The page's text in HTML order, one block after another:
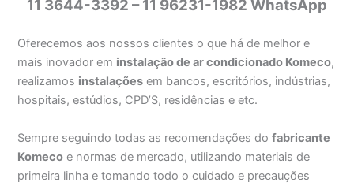
11 3644-3392 – 11 96231-1982 WhatsApp
Oferecemos aos nossos clientes o que há de melhor e
mais inovador em instalação de ar condicionado Komeco,
realizamos instalações em bancos, escritórios, indústrias,
hospitais, estúdios, CPD’S, residências e etc.
Sempre seguindo todas as recomendações dofabricante
Komeco e normas de mercado, utilizando materiais de
primeira linha e tomando todo o cuidado e precauções